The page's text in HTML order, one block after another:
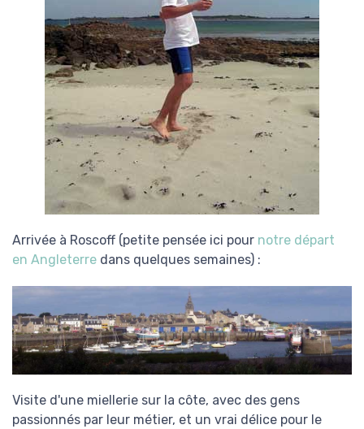
Arrivée à Roscoff (petite pensée ici pour notre départ
en Angleterre dans quelques semaines) :
Visite d'une miellerie sur la côte, avec des gens
passionnés par leur métier, et un vrai délice pour le